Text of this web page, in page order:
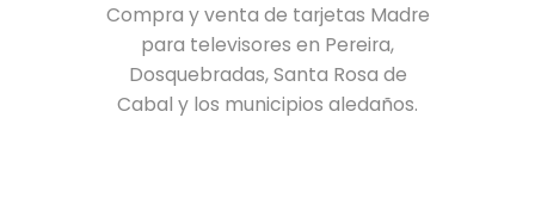
Compra y venta de tarjetas Madre
para televisores en Pereira,
Dosquebradas, Santa Rosa de
Cabal y los municipios aledaños.